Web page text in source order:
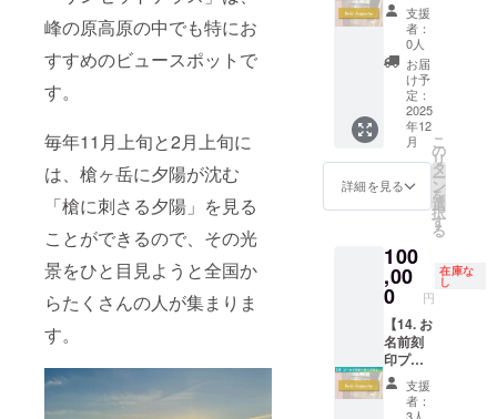
峰の原高原の中でも特にお
すすめのビュースポットで
す。
毎年11月上旬と2月上旬に
は、槍ヶ岳に夕陽が沈む
「槍に刺さる夕陽」を見る
ことができるので、その光
景をひと目見ようと全国か
らたくさんの人が集まりま
す。
字亀倉
123-1 ●
事業者
の電話
番号：
026-
214-
8568 ●
酒類販
売管理
研修受
講年月
和5年4
月25日
●次回研
修の受
講期
限：令
和8年4
月24日
●研修実
施団体
場
：
展望ス
ポット
その２
⑤山野
園
：
時終了
（宿泊
施設
Forest
Base
着） ※
ガイド
時間は3
時間程
価格で
す ※20
歳未満
の者に
よる飲
酒は法
令で禁
止され
ていま
ルアド
レス等
を通じ
てご案
内いた
しま
す。 ・
有効期
限：
2025年
9月〜
プラン
詳細
（予
定）＞
根子岳
へは往
復約4時
間、標
高差約
・プ
レート
サイ
ズ：約
20cm ×
5cm ・
掲示期
間：
2025年
11月か
ら本施
まで ※
税込の
価格で
す
るペチ
カス
トーブ
のレン
ガ部分
に掲示
しま
す。 ・
刻印を
希望す
るお名
前をご
申込画
面「備
考欄」
にご入
力くだ
さい。
・プ
レート
サイ
ズ：約
掲示
(ゴール
ド)】 ・
ご支援
者様の
お名前
または
ご所属
の企
業・団
体名を
刻印し
ンサー
プレー
ト（金
色）
を、今
回のご
支援で
設置す
るペチ
カス
支援
者：
0人
お届
け予
定：
2025
年12
月
詳細を見る
こ
の
リ
タ
ー
ン
を
選
択
す
る
100
,00
0 円
在庫な
し
【14. お
名前刻
印プ
レート
掲示
(ゴール
支援
者：
3人